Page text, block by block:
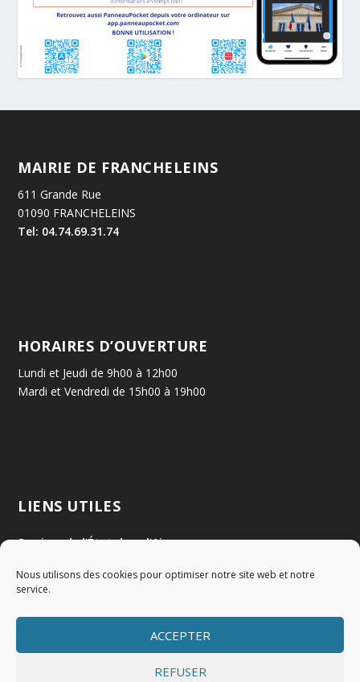
Nous utilisons des cookies pour optimiser notre site web et notre
service.
ACCEPTER
REFUSER
MAIRIE DE FRANCHELEINS
611 Grande Rue
01090 FRANCHELEINS
Tel: 04.74.69.31.74
HORAIRES D’OUVERTURE
Lundi et Jeudi de 9h00 à 12h00
Mardi et Vendredi de 15h00 à 19h00
LIENS UTILES
Services de l'État dans l'Ain
Communauté de Communes Val de Saône Centre
SMIDOM